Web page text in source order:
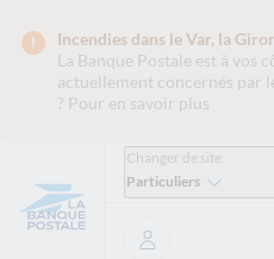
Incendies dans le Var, la
La Banque Postale est à vos
actuellement concernés par
? Pour en savoir plus
Changer de site
Particuliers
Se connecter